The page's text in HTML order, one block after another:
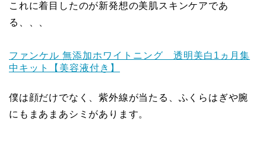
これに着目したのが新発想の美肌スキンケアであ
る、、、
ファンケル 無添加ホワイトニング 透明美白1ヵ月集
中キット【美容液付き】
僕は顔だけでなく、紫外線が当たる、ふくらはぎや腕
にもまあまあシミがあります。